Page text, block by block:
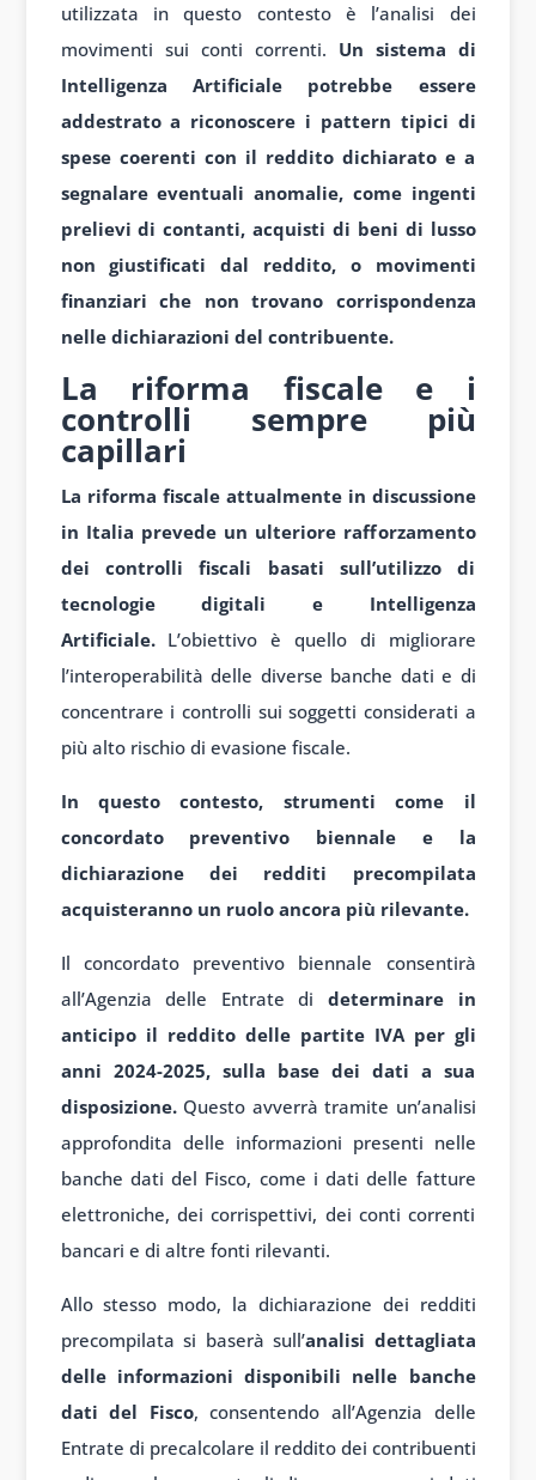
utilizzata in questo contesto è l’analisi dei
movimenti sui conti correnti. Un sistema di
Intelligenza Artificiale potrebbe essere
addestrato a riconoscere i pattern tipici di
spese coerenti con il reddito dichiarato e a
segnalare eventuali anomalie, come ingenti
prelievi di contanti, acquisti di beni di lusso
non giustificati dal reddito, o movimenti
finanziari che non trovano corrispondenza
nelle dichiarazioni del contribuente.
La riforma fiscale e i
controlli sempre più
capillari
La riforma fiscale attualmente in discussione
in Italia prevede un ulteriore rafforzamento
dei controlli fiscali basati sull’utilizzo di
tecnologie digitali e Intelligenza
Artificiale.L’obiettivo è quello di migliorare
l’interoperabilità delle diverse banche dati e di
concentrare i controlli sui soggetti considerati a
più alto rischio di evasione fiscale.
In questo contesto, strumenti come il
concordato preventivo biennale e la
dichiarazione dei redditi precompilata
acquisteranno un ruolo ancora più rilevante.
Il concordato preventivo biennale consentirà
all’Agenzia delle Entrate di determinare in
anticipo il reddito delle partite IVA per gli
anni 2024-2025, sulla base dei dati a sua
disposizione.Questo avverrà tramite un’analisi
approfondita delle informazioni presenti nelle
banche dati del Fisco, come i dati delle fatture
elettroniche, dei corrispettivi, dei conti correnti
bancari e di altre fonti rilevanti.
Allo stesso modo, la dichiarazione dei redditi
precompilata si baserà sull’analisi dettagliata
delle informazioni disponibili nelle banche
dati del Fisco, consentendo all’Agenzia delle
Entrate di precalcolare il reddito dei contribuenti